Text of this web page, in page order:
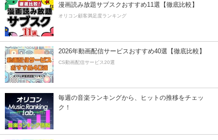
漫画読み放題サブスクおすすめ11選【徹底比較】
オリコン顧客満足度ランキング
2026年動画配信サービスおすすめ40選【徹底比較】
CS動画配信サービス20選
毎週の音楽ランキングから、ヒットの推移をチェッ
ク！